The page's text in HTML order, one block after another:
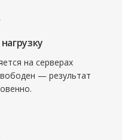
на серверах
— результат